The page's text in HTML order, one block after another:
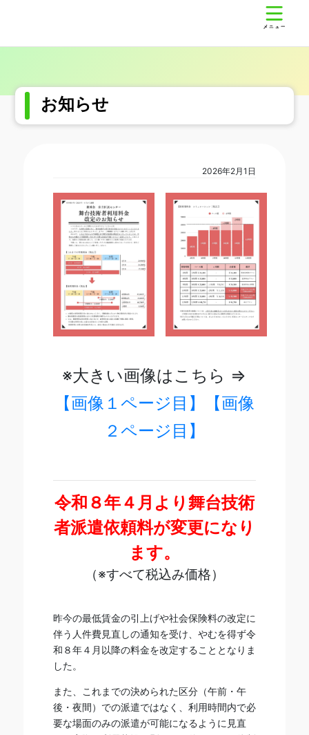
ン
ス
ー
ン
お知らせ
2026年2月1日
※大きい画像はこちら ⇒
【画像１ページ目】
【画像
２ページ目】
令和８年４月より舞台技術
者派遣依頼料が変更になり
ます。
（※すべて税込み価格）
昨今の最低賃金の引上げや社会保険料の改定に
伴う人件費見直しの通知を受け、やむを得ず令
和８年４月以降の料金を改定することとなりま
した。
また、これまでの決められた区分（午前・午
後・夜間）での派遣ではなく、利用時間内で必
要な場面のみの派遣が可能になるように見直